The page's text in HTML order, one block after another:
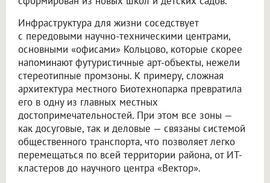
Инфраструктура для жизни соседствует
с передовыми научно-техническими центрами,
основными «офисами» Кольцово, которые скорее
напоминают футуристичные арт-объекты, нежели
стереотипные промзоны. К примеру, сложная
архитектура местного Биотехнопарка превратила
его в одну из главных местных
достопримечательностей. При этом все зоны —
как досуговые, так и деловые — связаны системой
общественного транспорта, что позволяет легко
перемещаться по всей территории района, от ИТ-
кластеров до научного центра «Вектор».